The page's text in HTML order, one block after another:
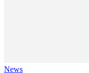
News